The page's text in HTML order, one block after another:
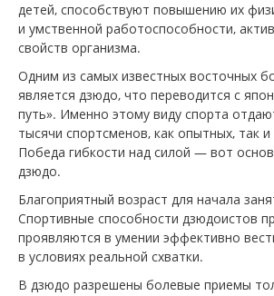
детей, способствуют повышению их
и умственной работоспособности,
свойств организма.
Одним из самых известных восточных
является дзюдо, что переводится с
путь». Именно этому виду спорта
тысячи спортсменов, как опытных, так
Победа гибкости над силой — вот
дзюдо.
Благоприятный возраст для начала
Спортивные способности дзюдоистов
проявляются в умении эффективно
в условиях реальной схватки.
В дзюдо разрешены болевые приемы